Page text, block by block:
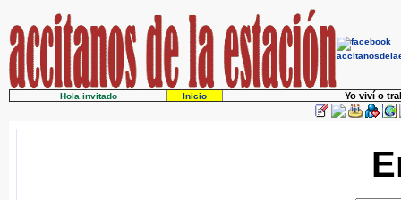
Hola invitado Inicio Yo viví o